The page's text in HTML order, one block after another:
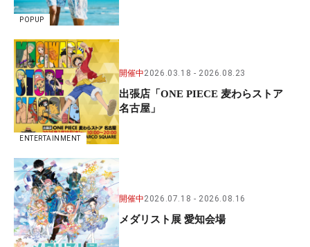
POPUP
ENTERTAINMENT
開催中2026.03.18 2026.08.23
出張店「ONE PIECE 麦わらストア
名古屋」
開催中2026.07.18 2026.08.16
メダリスト展 愛知会場